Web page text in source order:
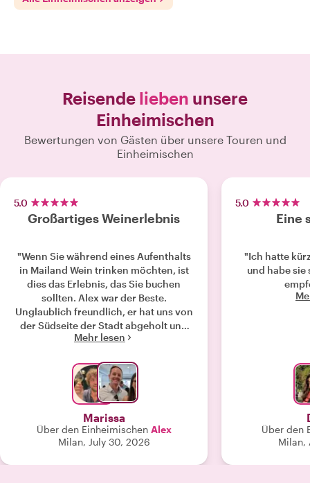
Reisende lieben unsere
Einheimischen
Bewertungen von Gästen über unsere Touren und
Einheimischen
5.0
Großartiges Weinerlebnis
"Wenn Sie während eines Aufenthalts
in Mailand Wein trinken möchten, ist
dies das Erlebnis, das Sie buchen
sollten. Alex war der Beste.
Unglaublich freundlich, er hat uns von
der Südseite der Stadt abgeholt und
uns zu seinem Familienweingut
und das Mittagessen war ein perfekter
Vorgeschmack auf Italien. Wir waren
kurz vor der Ernte dort, also konnten
wir die Trauben direkt vom Weinstock
probieren, was sehr cool war. Er ließ
uns eine Menge Wein probieren und
alles war fantastisch. Wir haben eine
Menge über den Anbau und die
Mehr lesen
Marissa
Über den Einheimischen Alex
Milan, July 30, 2026
5.0
Eine
"Ich hatte
und habe sie
Über den
Milan,